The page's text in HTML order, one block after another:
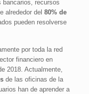
bancarios, recursos
alrededor del80% de
pueden resolverse
por toda la red
financiero en
2018. Actualmente,
de las oficinas de la
han de aprender a